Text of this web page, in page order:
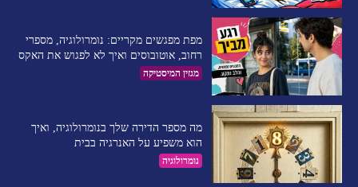
מפת מפגשים מקריים: נומרולוגיה, מספרי
רחוב, אוטובוסים ואיך לא לפגוש את האקס
מגזין המיסטיקה
מה מספר הדירה שלך בנומרולוגיה, ואיך
הוא משפיע על האנרגיה בבית
נומרולוגיה